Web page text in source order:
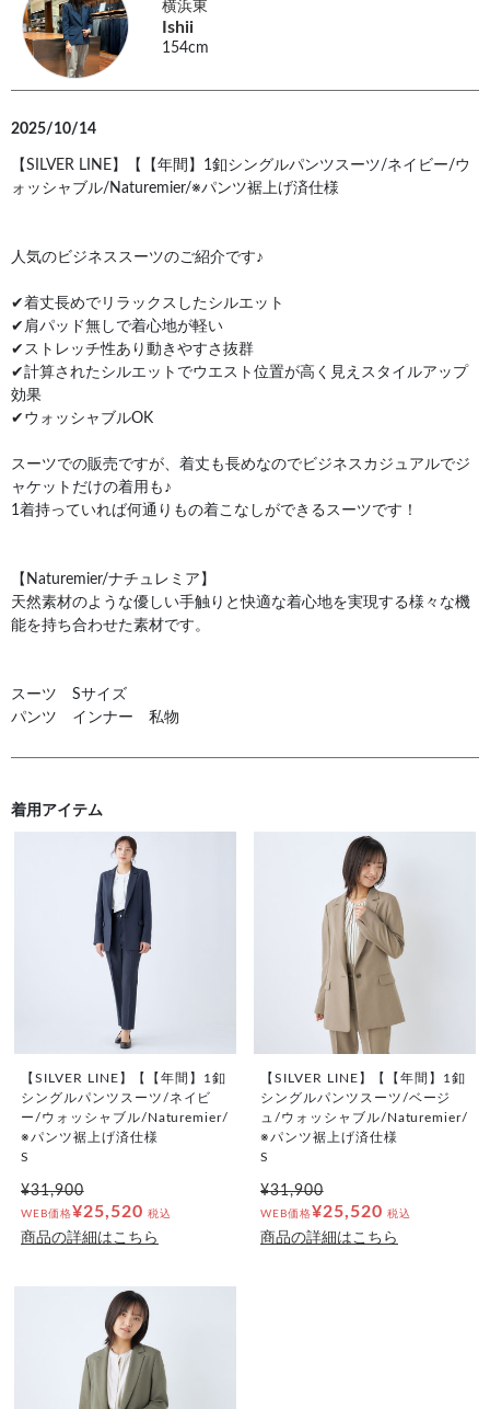
横浜東
Ishii
154cm
2025/10/14
【SILVER LINE】【【年間】1釦シングルパンツスーツ/ネイビー/ウ
ォッシャブル/Naturemier/※パンツ裾上げ済仕様
人気のビジネススーツのご紹介です♪
✔︎着丈長めでリラックスしたシルエット
✔︎肩パッド無しで着心地が軽い
✔︎ストレッチ性あり動きやすさ抜群
✔︎計算されたシルエットでウエスト位置が高く見えスタイルアップ
効果
✔︎ウォッシャブルOK
スーツでの販売ですが、着丈も長めなのでビジネスカジュアルでジ
ャケットだけの着用も♪
1着持っていれば何通りもの着こなしができるスーツです！
【Naturemier/ナチュレミア】
天然素材のような優しい手触りと快適な着心地を実現する様々な機
能を持ち合わせた素材です。
スーツ Sサイズ
パンツ インナー 私物
着用アイテム
【SILVER LINE】【【年間】1釦
シングルパンツスーツ/ネイビ
ー/ウォッシャブル/Naturemier/
※パンツ裾上げ済仕様
S
¥31,900
WEB価格¥25,520 税込
商品の詳細はこちら
【SILVER LINE】【【年間】1釦
シングルパンツスーツ/ベージ
ュ/ウォッシャブル/Naturemier/
※パンツ裾上げ済仕様
S
¥31,900
WEB価格¥25,520 税込
商品の詳細はこちら